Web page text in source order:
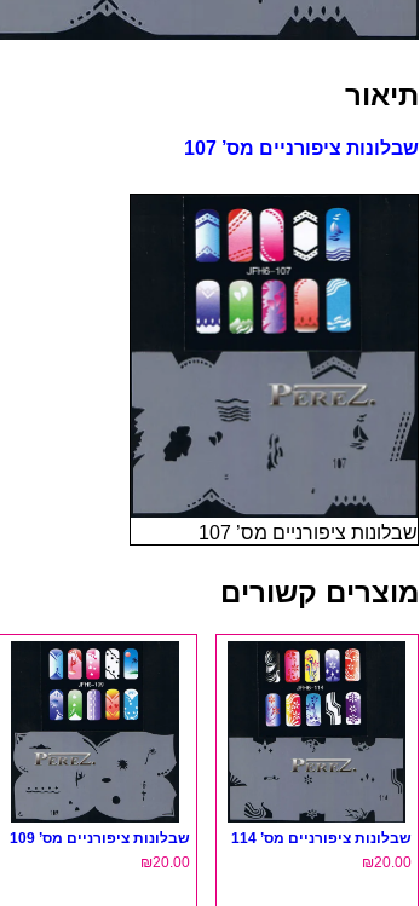
תיאור
שבלונות ציפורניים מס’ 107
שבלונות ציפורניים מס’ 107
מוצרים קשורים
שבלונות ציפורניים מס’ 114
₪20.00
שבלונות ציפורניים מס’ 109
₪20.00